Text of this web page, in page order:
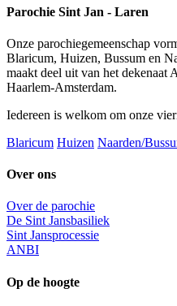
Parochie Sint Jan - Laren
Onze parochiegemeenschap
Blaricum, Huizen, Bussum en
maakt deel uit van het dekenaat
Haarlem-Amsterdam.
Iedereen is welkom om onze
Blaricum Huizen Naarden/
Over ons
Over de parochie
De Sint Jansbasiliek
Sint Jansprocessie
ANBI
Op de hoogte